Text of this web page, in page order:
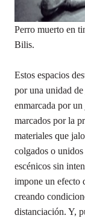
Perro muerto en
Bilis.
Estos espacios
por una unidad
enmarcada por
marcados por la
materiales que
colgados o
escénicos sin
impone un efecto
creando
distanciación. Y,